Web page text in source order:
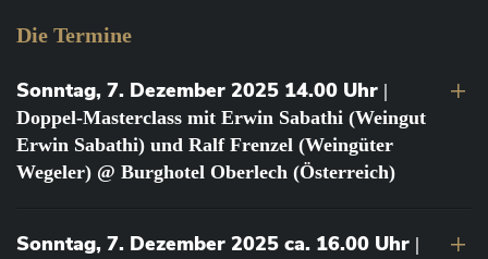
Die Termine
Sonntag, 7. Dezember 2025 14.00 Uhr |
Doppel-Masterclass mit Erwin Sabathi (Weingut
Erwin Sabathi) und Ralf Frenzel (Weingüter
Wegeler) @ Burghotel Oberlech (Österreich)
Sonntag, 7. Dezember 2025 ca. 16.00 Uhr |